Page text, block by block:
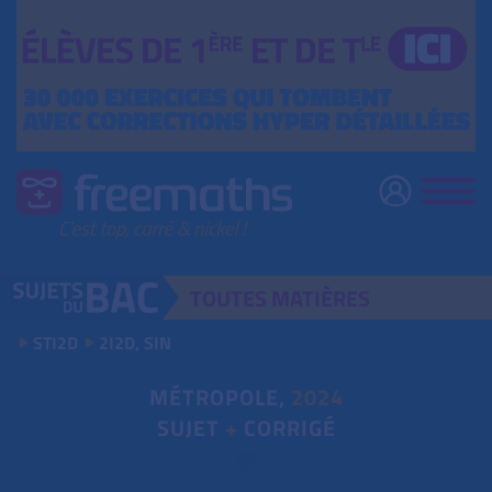
STI2D 2I2D, SIN
MÉTROPOLE, 2024
SUJET + CORRIGÉ